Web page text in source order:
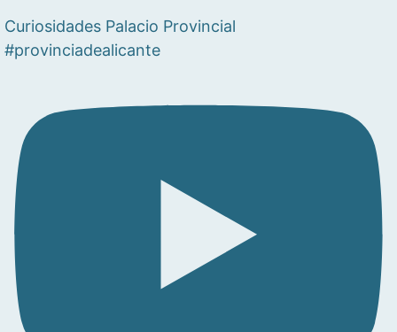
Curiosidades Palacio Provincial
#provinciadealicante